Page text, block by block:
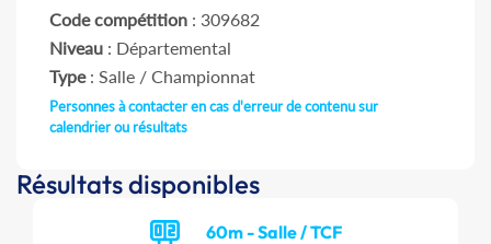
Code compétition : 309682
Niveau : Départemental
Type: Salle / Championnat
Personnes à contacter en cas d'erreur de contenu sur
calendrier ou résultats
Résultats disponibles
60m - Salle / TCF